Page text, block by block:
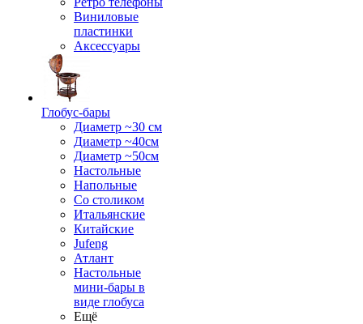
Виниловые
пластинки
Аксессуары
Глобус-бары
Диаметр ~30 см
Диаметр ~40см
Диаметр ~50см
Настольные
Напольные
Со столиком
Итальянские
Китайские
Jufeng
Атлант
Настольные
мини-бары в
виде глобуса
Ещё